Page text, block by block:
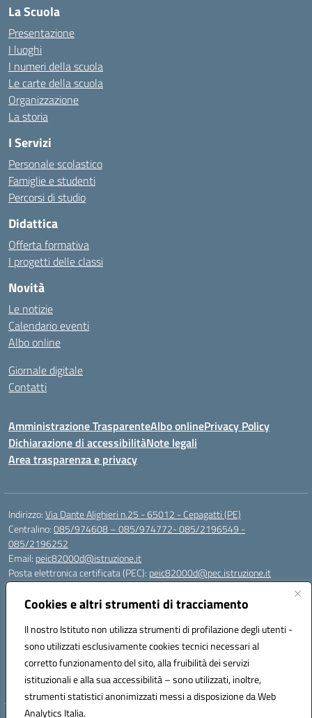
Cookies e altri strumenti di tracciamento
Il nostro Istituto non utilizza strumenti di profilazione degli utenti -
sono utilizzati esclusivamente cookies tecnici necessari al
corretto funzionamento del sito, alla fruibilità dei servizi
istituzionali e alla sua accessibilità – sono utilizzati, inoltre,
strumenti statistici anonimizzati messi a disposizione da Web
Analytics Italia.
La Scuola
Presentazione
I luoghi
I numeri della scuola
Le carte della scuola
Organizzazione
La storia
I Servizi
Personale scolastico
Famiglie e studenti
Percorsi di studio
Didattica
Offerta formativa
I progetti delle classi
Novità
Le notizie
Calendario eventi
Albo online
Giornale digitale
Contatti
Amministrazione TrasparenteAlbo onlinePrivacy Policy
Dichiarazione di accessibilitàNote legali
Area trasparenza e privacy
Indirizzo:Via Dante Alighieri n.25 - 65012 - Cepagatti (PE)
Centralino:085/974608 – 085/974772- 085/2196549 -
085/2196252
Email: peic82000d@istruzione.it
Posta elettronica certificata (PEC): peic82000d@pec.istruzione.it
Codice fiscale: 91100590685
Codice meccanografico: PEIC82000D
Codice Indice delle Pubbliche Amministrazioni (IPA): istsc_peic82000d
Codice unico di fatturazione (CUF): UFYS5I
Sede provvisoria dell'Istituto Comprensivo Cepagatti
Via Elsa Morante, 12 - 65012 - Villareia (PE)